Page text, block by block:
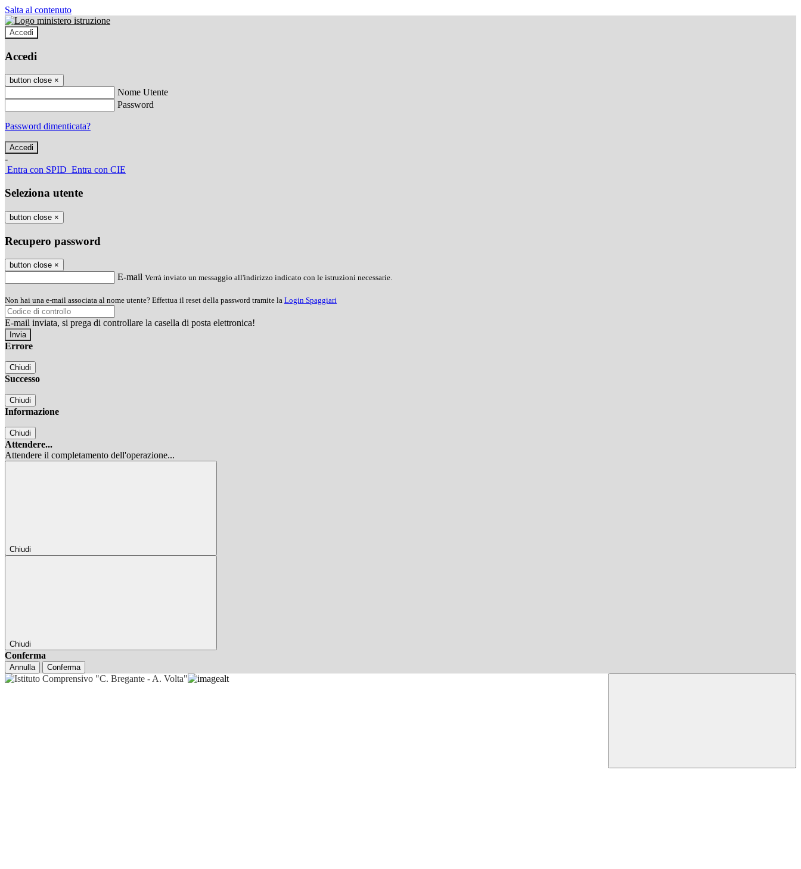
Salta al contenuto
Accedi
Accedi
button close ×
Nome Utente
Password
Password dimenticata?
-
Entra con SPID Entra con CIE
Seleziona utente
button close ×
Recupero password
button close ×
E-mail Verrà inviato un messaggio all'indirizzo indicato con le istruzioni necessarie.
Non hai una e-mail associata al nome utente? Effettua il reset della password tramite la Login Spaggiari
E-mail inviata, si prega di controllare la casella di posta elettronica!
Errore
Chiudi
Successo
Chiudi
Informazione
Chiudi
Attendere...
Attendere il completamento dell'operazione...
Chiudi
Chiudi
Conferma
Annulla Conferma